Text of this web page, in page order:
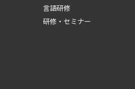
言語研修
研修・セミナー